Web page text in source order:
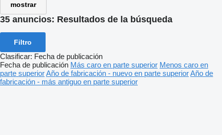
mostrar
35 anuncios: Resultados de la búsqueda
Filtro
Clasificar: Fecha de publicación
Fecha de publicación Más caro en parte superior Menos caro en
parte superiorAño de fabricación - nuevo en parte superiorAño de
fabricación - más antiguo en parte superior